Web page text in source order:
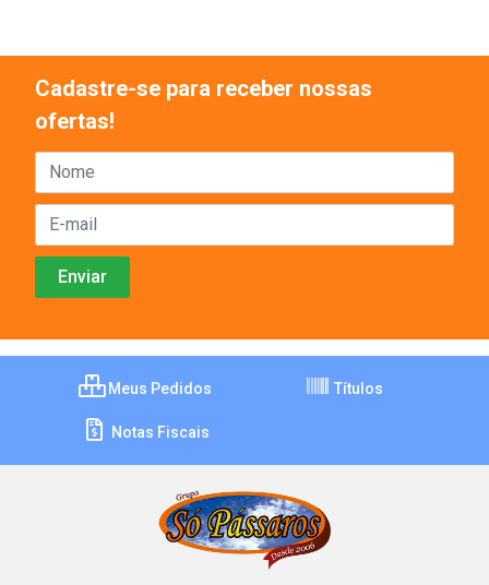
Cadastre-se para receber nossas
ofertas!
Meus Pedidos Títulos
Notas Fiscais